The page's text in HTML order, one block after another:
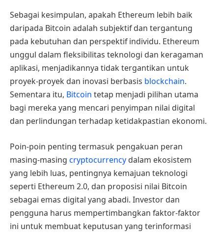
Sebagai kesimpulan, apakah Ethereum lebih baik
daripada Bitcoin adalah subjektif dan tergantung
pada kebutuhan dan perspektif individu. Ethereum
unggul dalam fleksibilitas teknologi dan keragaman
aplikasi, menjadikannya tidak tergantikan untuk
proyek-proyek dan inovasi berbasis blockchain.
Sementara itu, Bitcoin tetap menjadi pilihan utama
bagi mereka yang mencari penyimpan nilai digital
dan perlindungan terhadap ketidakpastian ekonomi.
Poin-poin penting termasuk pengakuan peran
masing-masing cryptocurrency dalam ekosistem
yang lebih luas, pentingnya kemajuan teknologi
seperti Ethereum 2.0, dan proposisi nilai Bitcoin
sebagai emas digital yang abadi. Investor dan
pengguna harus mempertimbangkan faktor-faktor
ini untuk membuat keputusan yang terinformasi